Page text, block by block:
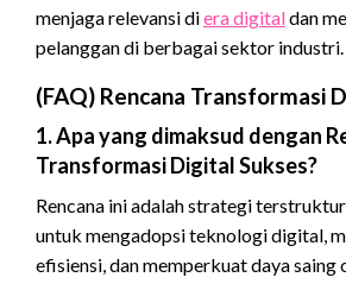
menjaga relevansi diera digitaldan
pelanggan di berbagai sektor industri.
(FAQ) Rencana Transformasi
1. Apa yang dimaksud dengan
Transformasi Digital Sukses?
Rencana ini adalah strategi
untuk mengadopsi teknologi digital,
efisiensi, dan memperkuat daya saing